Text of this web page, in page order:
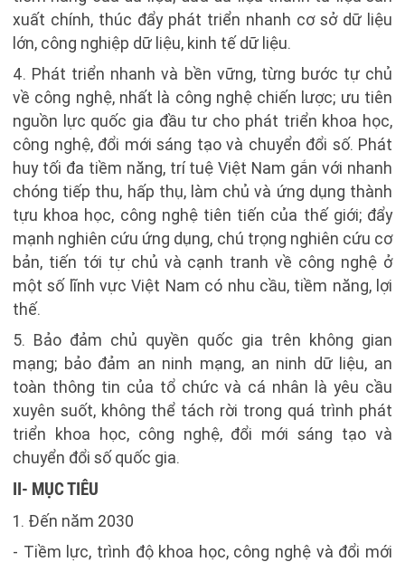
xuất chính, thúc đẩy phát triển nhanh cơ sở dữ liệu
lớn, công nghiệp dữ liệu, kinh tế dữ liệu.
4. Phát triển nhanh và bền vững, từng bước tự chủ
về công nghệ, nhất là công nghệ chiến lược; ưu tiên
nguồn lực quốc gia đầu tư cho phát triển khoa học,
công nghệ, đổi mới sáng tạo và chuyển đổi số. Phát
huy tối đa tiềm năng, trí tuệ Việt Nam gắn với nhanh
chóng tiếp thu, hấp thụ, làm chủ và ứng dụng thành
tựu khoa học, công nghệ tiên tiến của thế giới; đẩy
mạnh nghiên cứu ứng dụng, chú trọng nghiên cứu cơ
bản, tiến tới tự chủ và cạnh tranh về công nghệ ở
một số lĩnh vực Việt Nam có nhu cầu, tiềm năng, lợi
thế.
5. Bảo đảm chủ quyền quốc gia trên không gian
mạng; bảo đảm an ninh mạng, an ninh dữ liệu, an
toàn thông tin của tổ chức và cá nhân là yêu cầu
xuyên suốt, không thể tách rời trong quá trình phát
triển khoa học, công nghệ, đổi mới sáng tạo và
chuyển đổi số quốc gia.
II- MỤC TIÊU
1. Đến năm 2030
- Tiềm lực, trình độ khoa học, công nghệ và đổi mới